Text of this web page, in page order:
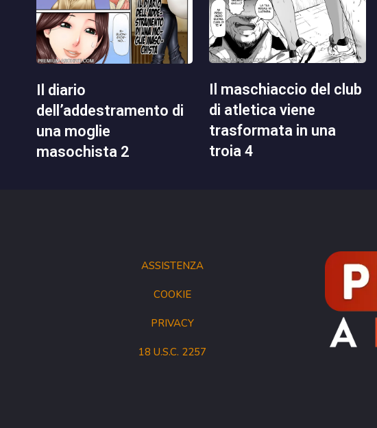
il diario
dell’addestramento di
una moglie
masochista 2
il maschiaccio del club
di atletica viene
trasformata in una
troia 4
ASSISTENZA
COOKIE
PRIVACY
18 U.S.C. 2257